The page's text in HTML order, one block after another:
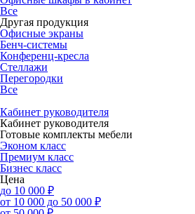
Все
Другая продукция
Офисные экраны
Бенч-системы
Конференц-кресла
Стеллажи
Перегородки
Все
Кабинет руководителя
Кабинет руководителя
Готовые комплекты мебели
Эконом класс
Премиум класс
Бизнес класс
Цена
до 10 000 ₽
от 10 000 до 50 000 ₽